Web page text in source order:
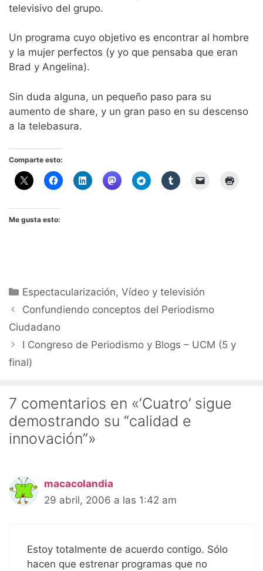
televisivo del grupo.
Un programa cuyo objetivo es encontrar al hombre
y la mujer perfectos (y yo que pensaba que eran
Brad y Angelina).
Sin duda alguna, un pequeño paso para su
aumento de share, y un gran paso en su descenso
a la telebasura.
Comparte esto:
Me gusta esto:
Categorías
Espectacularización,Vídeo y televisión
Confundiendo conceptos del Periodismo
Ciudadano
I Congreso de Periodismo y Blogs – UCM (5 y
final)
7 comentarios en «‘Cuatro’ sigue
demostrando su “calidad e
innovación”»
macacolandia
29 abril, 2006 a las 1:42 am
Estoy totalmente de acuerdo contigo. Sólo
hacen que estrenar programas que no